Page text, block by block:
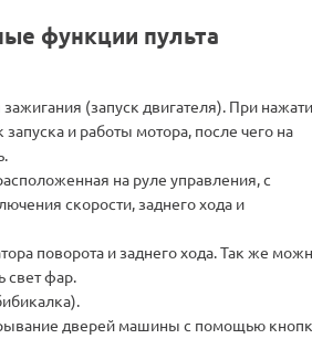
функции пульта
(запуск двигателя). При
запуска и работы мотора, после чего на
на руле управления, с
скорости, заднего хода и
поворота и заднего хода. Так же
свет фар.
дверей машины с помощью